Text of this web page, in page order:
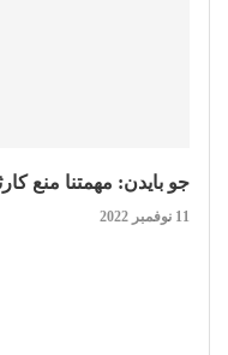
جو بايدن: مهمتنا منع
11 نوفمبر 2022